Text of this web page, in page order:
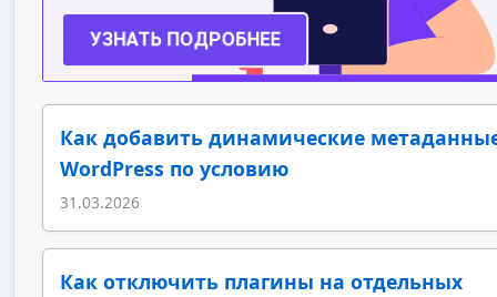
Как добавить динамические
WordPress по условию
31.03.2026
Как отключить плагины на отдельных